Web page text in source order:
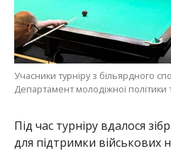
Учасники турніру з більярдного
Департамент молодіжної політики
Під час турніру вдалося
для підтримки військових